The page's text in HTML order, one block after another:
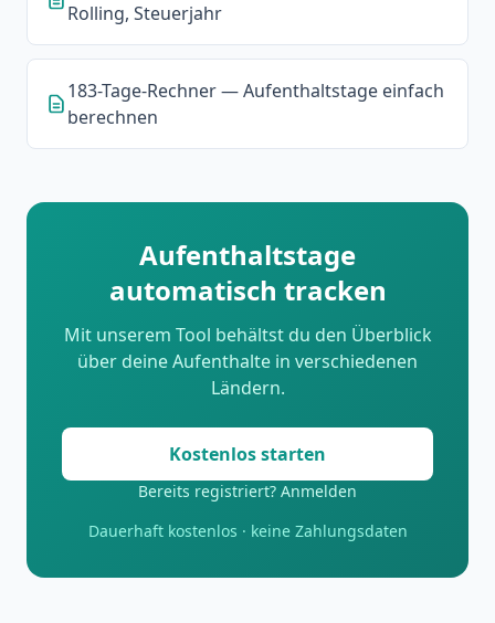
Rolling, Steuerjahr
183-Tage-Rechner — Aufenthaltstage einfach
berechnen
Aufenthaltstage
automatisch tracken
Mit unserem Tool behältst du den Überblick
über deine Aufenthalte in verschiedenen
Ländern.
Kostenlos starten
Bereits registriert? Anmelden
Dauerhaft kostenlos · keine Zahlungsdaten